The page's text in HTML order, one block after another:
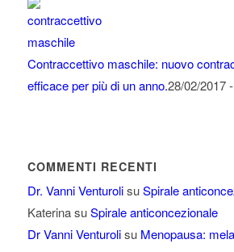
Contraccettivo maschile: nuovo
efficace per più di un anno.28/02/2017
COMMENTI RECENTI
Dr. Vanni VenturolisuSpirale
KaterinasuSpirale anticoncezionale
Dr Vanni Venturolisu Menopausa: